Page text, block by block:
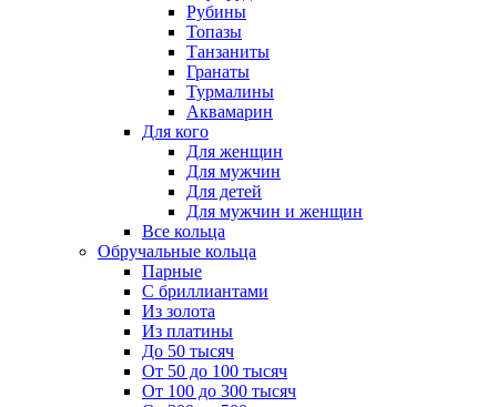
Рубины
Топазы
Танзаниты
Гранаты
Турмалины
Аквамарин
Для кого
Для женщин
Для мужчин
Для детей
Для мужчин и женщин
Все кольца
Обручальные кольца
Парные
С бриллиантами
Из золота
Из платины
До 50 тысяч
От 50 до 100 тысяч
От 100 до 300 тысяч